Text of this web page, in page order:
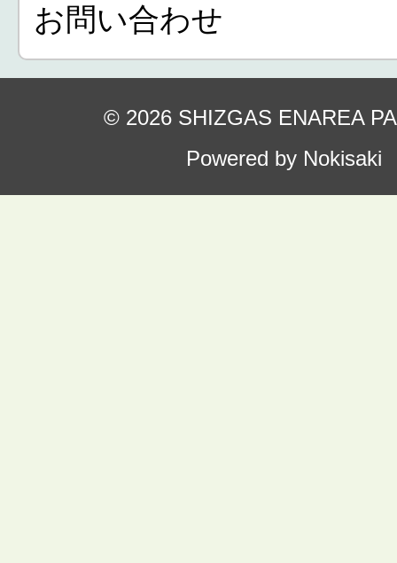
お問い合わせ
© 2026 SHIZGAS ENAREA
Powered by Nokisaki